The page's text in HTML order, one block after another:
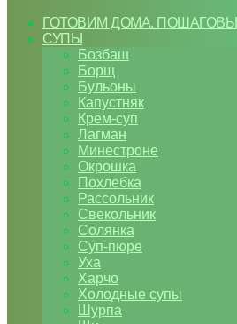
ГОТОВИМ ДОМА.
СУПЫ
Бозбаш
Борщ
Бульоны
Капустняк
Крем-суп
Лагман
Минестроне
Окрошка
Похлебка
Рассольник
Свекольник
Солянка
Суп-пюре
Уха
Харчо
Холодные супы
Шурпа